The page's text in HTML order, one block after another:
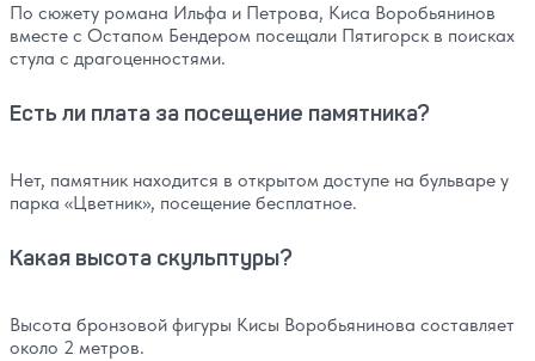
По сюжету романа Ильфа и Петрова, Киса Воробьянинов
вместе с Остапом Бендером посещали Пятигорск в поисках
стула с драгоценностями.
Есть ли плата за посещение памятника?
Нет, памятник находится в открытом доступе на бульваре у
парка «Цветник», посещение бесплатное.
Какая высота скульптуры?
Высота бронзовой фигуры Кисы Воробьянинова составляет
около 2 метров.